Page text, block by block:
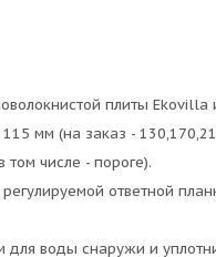
плиты
мм (на заказ -
числе - пороге).
ответной
воды снаружи и